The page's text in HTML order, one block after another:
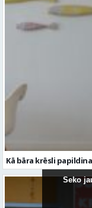
Kā bāra krēsli
Seko